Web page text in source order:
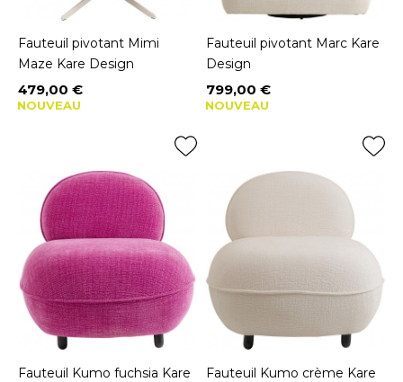
Fauteuil pivotant Mimi
Maze Kare Design
Prix
479,00 €
NOUVEAU
Fauteuil pivotant Marc Kare
Design
Prix
799,00 €
NOUVEAU
Fauteuil Kumo fuchsia Kare
Fauteuil Kumo crème Kare